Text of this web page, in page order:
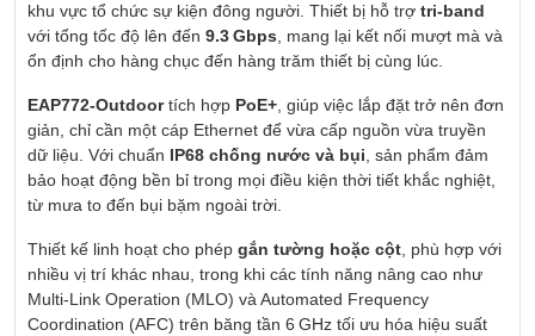
khu vực tổ chức sự kiện đông người. Thiết bị hỗ trợ tri-band
với tổng tốc độ lên đến 9.3 Gbps, mang lại kết nối mượt mà và
ổn định cho hàng chục đến hàng trăm thiết bị cùng lúc.
EAP772-Outdoortích hợp PoE+, giúp việc lắp đặt trở nên đơn
giản, chỉ cần một cáp Ethernet để vừa cấp nguồn vừa truyền
dữ liệu. Với chuẩn IP68 chống nước và bụi, sản phẩm đảm
bảo hoạt động bền bỉ trong mọi điều kiện thời tiết khắc nghiệt,
từ mưa to đến bụi bặm ngoài trời.
Thiết kế linh hoạt cho phép gắn tường hoặc cột, phù hợp với
nhiều vị trí khác nhau, trong khi các tính năng nâng cao như
Multi-Link Operation (MLO) và Automated Frequency
Coordination (AFC) trên băng tần 6 GHz tối ưu hóa hiệu suất